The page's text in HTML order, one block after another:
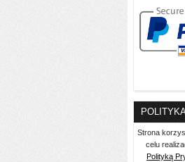
Strona
celu
Polityką